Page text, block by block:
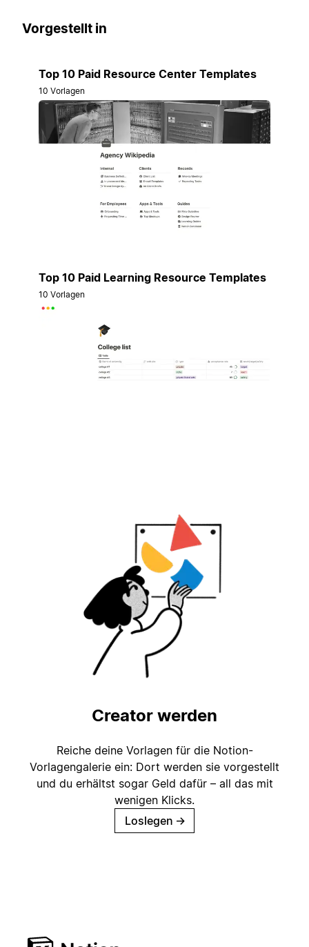
Vorgestellt in
Top 10 Paid Resource Center Templates
10 Vorlagen
Top 10 Paid Learning Resource Templates
10 Vorlagen
Creator werden
Reiche deine Vorlagen für die Notion-
Vorlagengalerie ein: Dort werden sie vorgestellt
und du erhältst sogar Geld dafür – all das mit
wenigen Klicks.
Loslegen →